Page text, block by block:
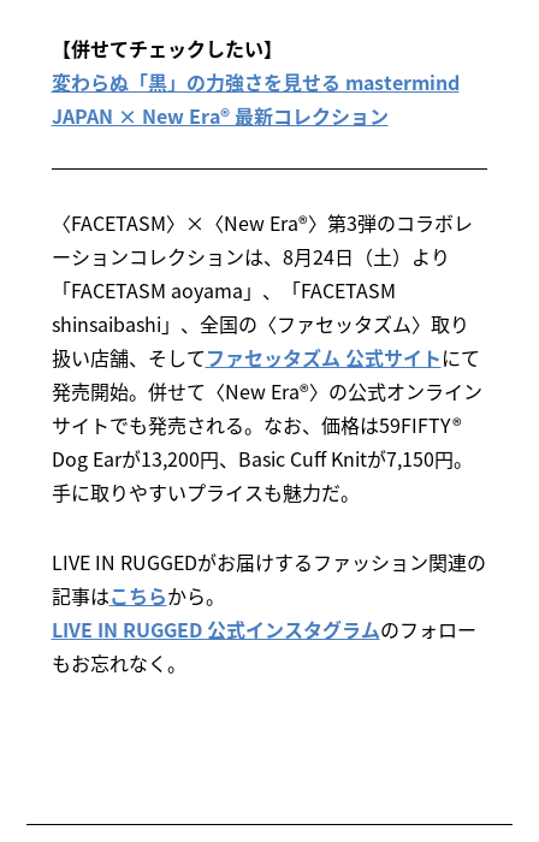
【併せてチェックしたい】
変わらぬ「黒」の力強さを見せる mastermind
JAPAN × New Era® 最新コレクション
〈FACETASM〉×〈New Era®〉第3弾のコラボレ
ーションコレクションは、8月24日（土）より
「FACETASM aoyama」、「FACETASM
shinsaibashi」、全国の〈ファセッタズム〉取り
扱い店舗、そしてファセッタズム 公式サイトにて
発売開始。併せて〈New Era®〉の公式オンライン
サイトでも発売される。なお、価格は59FIFTY®
Dog Earが13,200円、Basic Cuff Knitが7,150円。
手に取りやすいプライスも魅力だ。
LIVE IN RUGGEDがお届けするファッション関連の
記事はこちらから。
LIVE IN RUGGED 公式インスタグラムのフォロー
もお忘れなく。